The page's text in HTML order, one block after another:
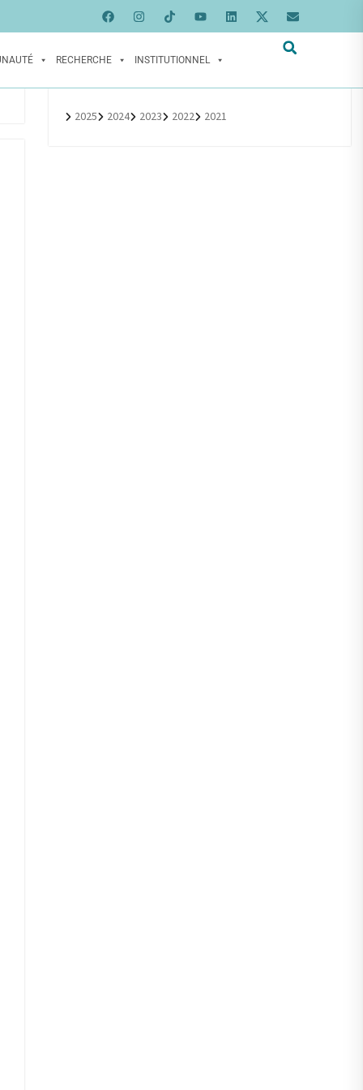
RECHERCHE INSTITUTIONNEL
2025 2024 2023 2022 2021